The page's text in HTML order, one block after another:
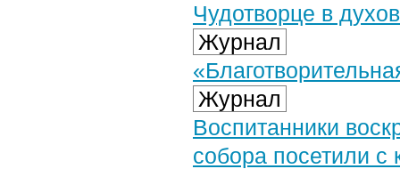
Чудотворце в
Журнал
Журнал
Воспитанники
собора посетили с